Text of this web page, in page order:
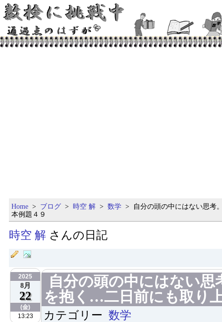
Home > ブログ > 時空 解 > 数学 > 自分の頭の中にはない思考
本例題４９
時空 解 さんの日記
2025
8月
22
(金)
13:23
自分の頭の中にはない
を抱く…二日前にも取り
カテゴリー 数学